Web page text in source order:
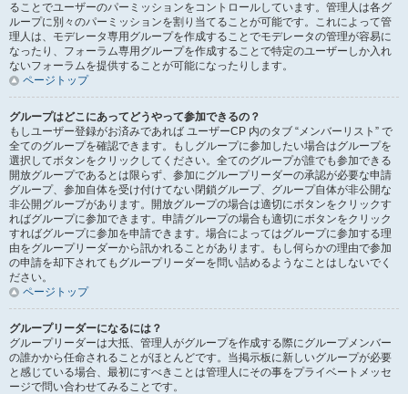
ることでユーザーのパーミッションをコントロールしています。管理人は各グ
ループに別々のパーミッションを割り当てることが可能です。これによって管
理人は、モデレータ専用グループを作成することでモデレータの管理が容易に
なったり、フォーラム専用グループを作成することで特定のユーザーしか入れ
ないフォーラムを提供することが可能になったりします。
ページトップ
グループはどこにあってどうやって参加できるの？
もしユーザー登録がお済みであれば ユーザーCP 内のタブ “メンバーリスト” で
全てのグループを確認できます。もしグループに参加したい場合はグループを
選択してボタンをクリックしてください。全てのグループが誰でも参加できる
開放グループであるとは限らず、参加にグループリーダーの承認が必要な申請
グループ、参加自体を受け付けてない閉鎖グループ、グループ自体が非公開な
非公開グループがあります。開放グループの場合は適切にボタンをクリックす
ればグループに参加できます。申請グループの場合も適切にボタンをクリック
すればグループに参加を申請できます。場合によってはグループに参加する理
由をグループリーダーから訊かれることがあります。もし何らかの理由で参加
の申請を却下されてもグループリーダーを問い詰めるようなことはしないでく
ださい。
ページトップ
グループリーダーになるには？
グループリーダーは大抵、管理人がグループを作成する際にグループメンバー
の誰かから任命されることがほとんどです。当掲示板に新しいグループが必要
と感じている場合、最初にすべきことは管理人にその事をプライベートメッセ
ージで問い合わせてみることです。